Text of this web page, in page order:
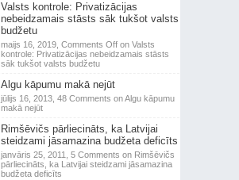
Valsts kontrole: Privatizācijas
nebeidzamais stāsts sāk tukšot valsts
budžetu
maijs 16, 2019, Comments Offon Valsts
kontrole: Privatizācijas nebeidzamais stāsts
sāk tukšot valsts budžetu
Algu kāpumu makā nejūt
jūlijs 16, 2013, 48 Comments on Algu kāpumu
makā nejūt
Rimšēvičs pārliecināts, ka Latvijai
steidzami jāsamazina budžeta deficīts
janvāris 25, 2011, 5 Comments on Rimšēvičs
pārliecināts, ka Latvijai steidzami jāsamazina
budžeta deficīts